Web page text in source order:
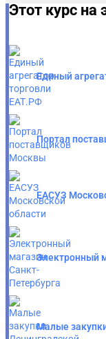
Этот курс
Единый
Портал
ЕАСУЗ
Электронный
Малые